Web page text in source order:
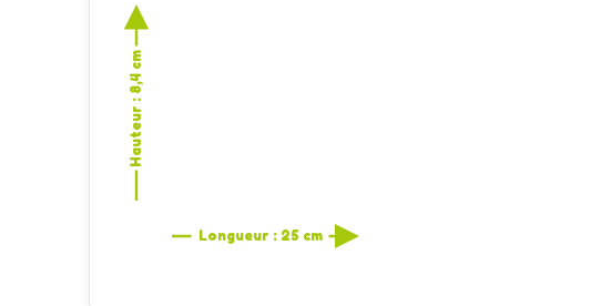
Hauteur : 8,4 cm
Longueur : 25 cm